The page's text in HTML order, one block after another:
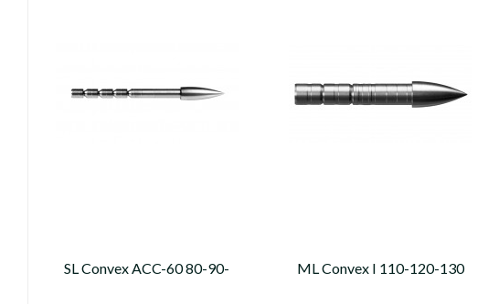
SL Convex ACC-60 80-90-
ML Convex I 110-120-130